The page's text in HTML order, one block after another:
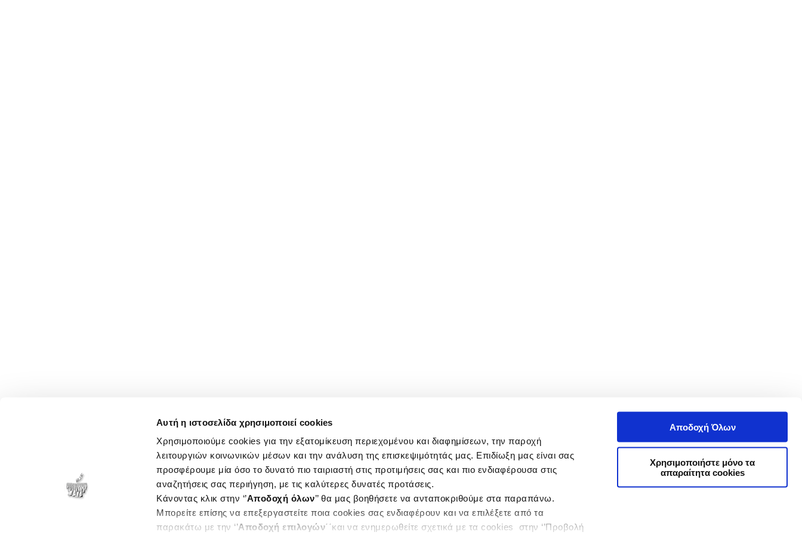
Αυτή η ιστοσελίδα χρησιμοποιεί cookies
Χρησιμοποιούμε cookies για την εξατομίκευση περιεχομένου και διαφημίσεων, την παροχή
λειτουργιών κοινωνικών μέσων και την ανάλυση της επισκεψιμότητάς μας. Επιδίωξη μας είναι σας
προσφέρουμε μία όσο το δυνατό πιο ταιριαστή στις προτιμήσεις σας και πιο ενδιαφέρουσα στις
αναζητήσεις σας περιήγηση, με τις καλύτερες δυνατές προτάσεις.
Κάνοντας κλικ στην ‘’Αποδοχή όλων’’ θα μας βοηθήσετε να ανταποκριθούμε στα παραπάνω.
Μπορείτε επίσης να επεξεργαστείτε ποια cookies σας ενδιαφέρουν και να επιλέξετε από τα
παρακάτω με την ‘’Αποδοχή επιλογών΄΄και να ενημερωθείτε σχετικά με τα cookies στην ‘’Προβολή
Αποδοχή Όλων
Χρησιμοποιήστε μόνο τα
απαραίτητα cookies